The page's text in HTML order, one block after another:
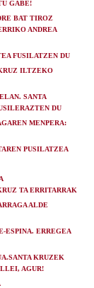
GABE!
BAT TIROZ
ANDREA
FUSILATZEN DU
ILTZEKO
SANTA
DU
MENPERA:
PUSILATZEA
TA ERRITARRAK
ALDE
ESPINA. ERREGEA
KRUZEK
AGUR!